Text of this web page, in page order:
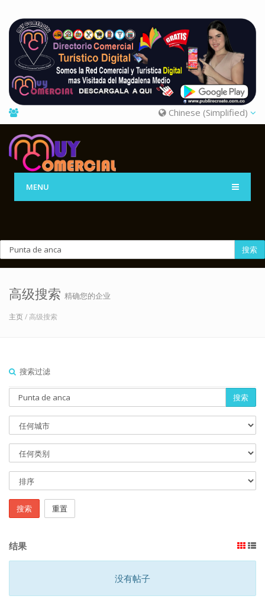
Chinese (Simplified)
MENU
搜索
高级搜索 精确您的企业
主页/ 高级搜索
搜索过滤
搜索
搜索 重置
结果
没有帖子